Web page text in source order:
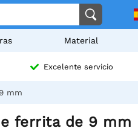
Material
Excelente servicio
mm
ferrita de 9 mm